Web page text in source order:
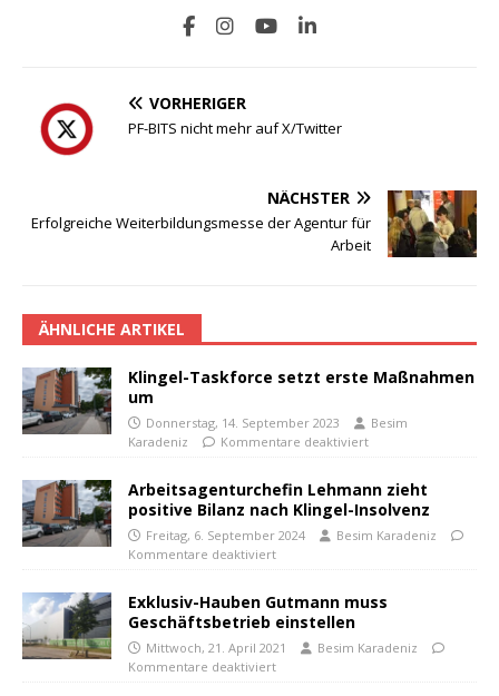
VORHERIGER
PF-BITS nicht mehr auf X/Twitter
NÄCHSTER
Erfolgreiche Weiterbildungsmesse der Agentur für
Arbeit
ÄHNLICHE ARTIKEL
Klingel-Taskforce setzt erste Maßnahmen
um
Donnerstag, 14. September 2023
Besim
Karadeniz
Kommentare deaktiviert
Arbeitsagenturchefin Lehmann zieht
positive Bilanz nach Klingel-Insolvenz
Freitag, 6. September 2024
Besim Karadeniz
Kommentare deaktiviert
Exklusiv-Hauben Gutmann muss
Geschäftsbetrieb einstellen
Mittwoch, 21. April 2021
Besim Karadeniz
Kommentare deaktiviert